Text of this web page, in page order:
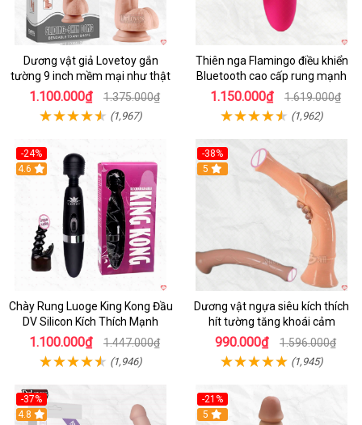
Dương vật giả Lovetoy gắn
tường 9 inch mềm mại như thật
1.100.000₫ 1.375.000₫
(1,967)
Thiên nga Flamingo điều khiển
Bluetooth cao cấp rung mạnh
1.150.000₫ 1.619.000₫
(1,962)
-24%
4.6
Chày Rung Luoge King Kong Đầu
DV Silicon Kích Thích Mạnh
1.100.000₫ 1.447.000₫
(1,946)
-38%
Hot
5
Dương vật ngựa siêu kích thích
hít tường tăng khoái cảm
990.000₫ 1.596.000₫
(1,945)
-37%
Hot
4.8
-21%
Hot
5